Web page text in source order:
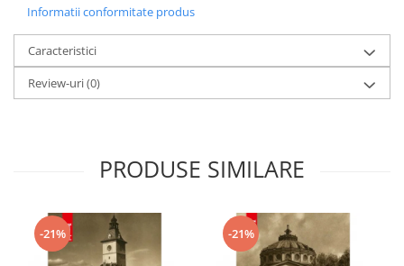
Informatii conformitate produs
Caracteristici
Review-uri(0)
PRODUSE SIMILARE
-21% -21%